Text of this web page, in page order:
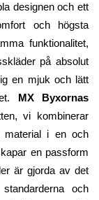
designen och ett
och högsta
funktionalitet,
på absolut
en mjuk och lätt
MX Byxornas
vi kombinerar
material i en och
en passform
är gjorda av det
och